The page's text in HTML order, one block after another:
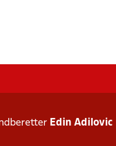
Edin Adilovic